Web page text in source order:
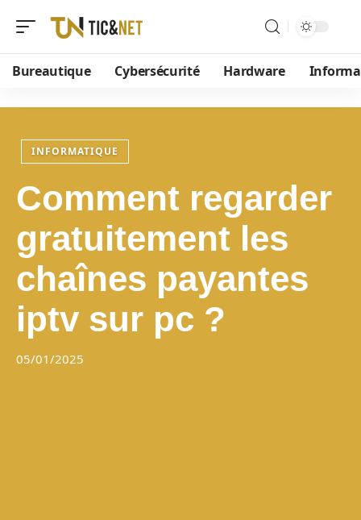
Bureautique Cybersécurité Hardware
INFORMATIQUE
Comment regarder
gratuitement les
chaînes payantes
iptv sur pc ?
05/01/2025